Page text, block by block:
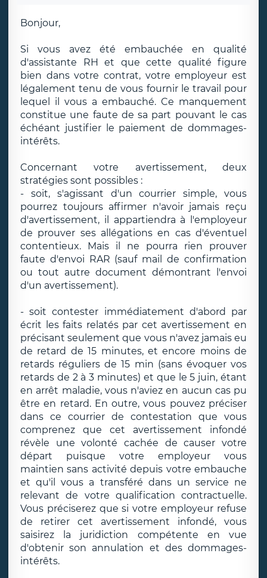
Bonjour,
Si vous avez été embauchée en qualité
d'assistante RH et que cette qualité figure
bien dans votre contrat, votre employeur est
légalement tenu de vous fournir le travail pour
lequel il vous a embauché. Ce manquement
constitue une faute de sa part pouvant le cas
échéant justifier le paiement de dommages-
intérêts.
Concernant votre avertissement, deux
stratégies sont possibles :
- soit, s'agissant d'un courrier simple, vous
pourrez toujours affirmer n'avoir jamais reçu
d'avertissement, il appartiendra à l'employeur
de prouver ses allégations en cas d'éventuel
contentieux. Mais il ne pourra rien prouver
faute d'envoi RAR (sauf mail de confirmation
ou tout autre document démontrant l'envoi
d'un avertissement).
- soit contester immédiatement d'abord par
écrit les faits relatés par cet avertissement en
précisant seulement que vous n'avez jamais eu
de retard de 15 minutes, et encore moins de
retards réguliers de 15 min (sans évoquer vos
retards de 2 à 3 minutes) et que le 5 juin, étant
en arrêt maladie, vous n'aviez en aucun cas pu
être en retard. En outre, vous pouvez préciser
dans ce courrier de contestation que vous
comprenez que cet avertissement infondé
révèle une volonté cachée de causer votre
départ puisque votre employeur vous
maintien sans activité depuis votre embauche
et qu'il vous a transféré dans un service ne
relevant de votre qualification contractuelle.
Vous préciserez que si votre employeur refuse
de retirer cet avertissement infondé, vous
saisirez la juridiction compétente en vue
d'obtenir son annulation et des dommages-
intérêts.